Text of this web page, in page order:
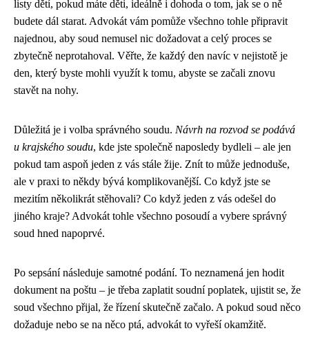
listy dětí, pokud máte děti, ideálně i dohoda o tom, jak se o ně
budete dál starat. Advokát vám pomůže všechno tohle připravit
najednou, aby soud nemusel nic dožadovat a celý proces se
zbytečně neprotahoval. Věřte, že každý den navíc v nejistotě je
den, který byste mohli využít k tomu, abyste se začali znovu
stavět na nohy.
Důležitá je i volba správného soudu. Návrh na rozvod se podává
u krajského soudu, kde jste společně naposledy bydleli – ale jen
pokud tam aspoň jeden z vás stále žije. Znít to může jednoduše,
ale v praxi to někdy bývá komplikovanější. Co když jste se
mezitím několikrát stěhovali? Co když jeden z vás odešel do
jiného kraje? Advokát tohle všechno posoudí a vybere správný
soud hned napoprvé.
Po sepsání následuje samotné podání. To neznamená jen hodit
dokument na poštu – je třeba zaplatit soudní poplatek, ujistit se, že
soud všechno přijal, že řízení skutečně začalo. A pokud soud něco
dožaduje nebo se na něco ptá, advokát to vyřeší okamžitě.